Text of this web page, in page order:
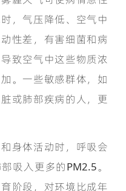
，气压降低、空气中
性差，有害细菌和病
致空气中这些物质浓
。一些敏感群体，如
或肺部疾病的人，更
身体活动时，呼吸会
吸入更多的PM2.5。
阶段，对环境比成年